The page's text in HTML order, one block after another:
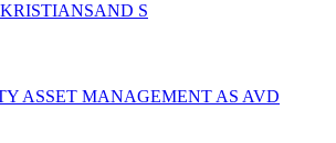
KRISTIANSAND S
ASSET MANAGEMENT AS AVD